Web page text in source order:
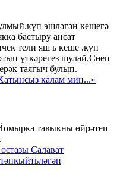
эшләгән кешегә
бастыру ансат
тели яш ь кеше .күп
үткәрегез шулай.Сөеп
таягыч булып.
калам мин...»
тавыкны өйрәтеп
Салават